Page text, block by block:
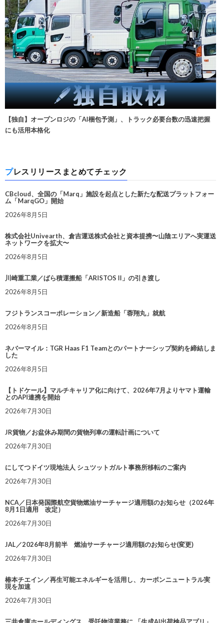
【独自】オープンロジの「AI梱包予測」、トラック必要台数の迅速把握
にも活用本格化
プレスリリースまとめてチェック
CBcloud、全国の「Marq」施設を起点とした新たな配送プラットフォー
ム「MarqGO」開始
2026年8月5日
株式会社Univearth、倉吉運送株式会社と資本提携〜山陰エリアへ実運送
ネットワークを拡大〜
2026年8月5日
川崎重工業／ばら積運搬船「ARISTOS II」の引き渡し
2026年8月5日
フジトランスコーポレーション／新造船「蓉翔丸」就航
2026年8月5日
ネバーマイル：TGR Haas F1 Teamとのパートナーシップ契約を締結しま
した
2026年8月5日
【トドケール】マルチキャリア化に向けて、2026年7月よりヤマト運輸
とのAPI連携を開始
2026年7月30日
JR貨物／お盆休み期間の貨物列車の運転計画について
2026年7月30日
にしてつドイツ現地法人 シュツットガルト事務所移転のご案内
2026年7月30日
NCA／日本発国際航空貨物燃油サーチャージ適用額のお知らせ（2026年
8月1日適用 改定）
2026年7月30日
JAL／2026年8月前半 燃油サーチャージ適用額のお知らせ(変更)
2026年7月30日
椿本チエイン／再生可能エネルギーを活用し、カーボンニュートラル実
現を加速
2026年7月30日